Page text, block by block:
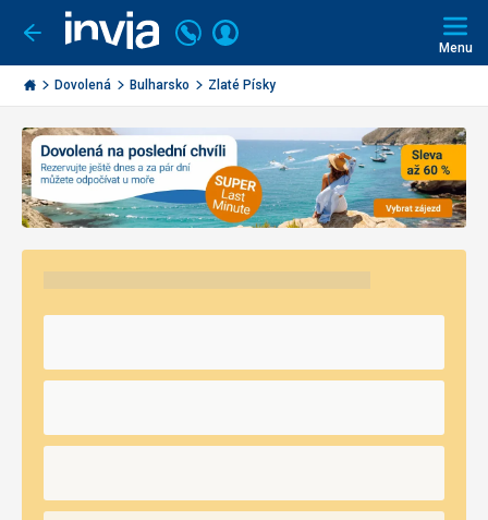
Jít
zpět
Invia.cz
Volejte
226
000
290
Přihlásit
Menu
Dovolená Bulharsko Zlaté Písky